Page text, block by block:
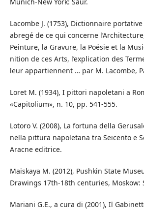
Lacombe J. (1753), Dictionnaire
abregé de ce qui concerne
Peinture, la Gravure, la Poésie et la
nition de ces Arts, l’explication des
leur appartiennent … par M. Lacombe,
Loret M. (1934), I pittori napoletani a
«Capitolium», n. 10, pp. 541-555.
Lotoro V. (2008), La fortuna della
nella pittura napoletana tra Seicento e
Aracne editrice.
Maiskaya M. (2012), Pushkin State
Drawings 17th-18th centuries, Moskow:
Mariani G.E., a cura di (2001), Il